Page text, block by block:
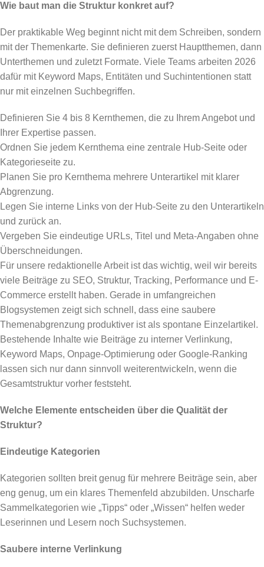
Wie baut man die Struktur konkret auf?
Der praktikable Weg beginnt nicht mit dem Schreiben, sondern
mit der Themenkarte. Sie definieren zuerst Hauptthemen, dann
Unterthemen und zuletzt Formate. Viele Teams arbeiten 2026
dafür mit Keyword Maps, Entitäten und Suchintentionen statt
nur mit einzelnen Suchbegriffen.
Definieren Sie 4 bis 8 Kernthemen, die zu Ihrem Angebot und
Ihrer Expertise passen.
Ordnen Sie jedem Kernthema eine zentrale Hub-Seite oder
Kategorieseite zu.
Planen Sie pro Kernthema mehrere Unterartikel mit klarer
Abgrenzung.
Legen Sie interne Links von der Hub-Seite zu den Unterartikeln
und zurück an.
Vergeben Sie eindeutige URLs, Titel und Meta-Angaben ohne
Überschneidungen.
Für unsere redaktionelle Arbeit ist das wichtig, weil wir bereits
viele Beiträge zu SEO, Struktur, Tracking, Performance und E-
Commerce erstellt haben. Gerade in umfangreichen
Blogsystemen zeigt sich schnell, dass eine saubere
Themenabgrenzung produktiver ist als spontane Einzelartikel.
Bestehende Inhalte wie Beiträge zu interner Verlinkung,
Keyword Maps, Onpage-Optimierung oder Google-Ranking
lassen sich nur dann sinnvoll weiterentwickeln, wenn die
Gesamtstruktur vorher feststeht.
Welche Elemente entscheiden über die Qualität der
Struktur?
Eindeutige Kategorien
Kategorien sollten breit genug für mehrere Beiträge sein, aber
eng genug, um ein klares Themenfeld abzubilden. Unscharfe
Sammelkategorien wie „Tipps“ oder „Wissen“ helfen weder
Leserinnen und Lesern noch Suchsystemen.
Saubere interne Verlinkung